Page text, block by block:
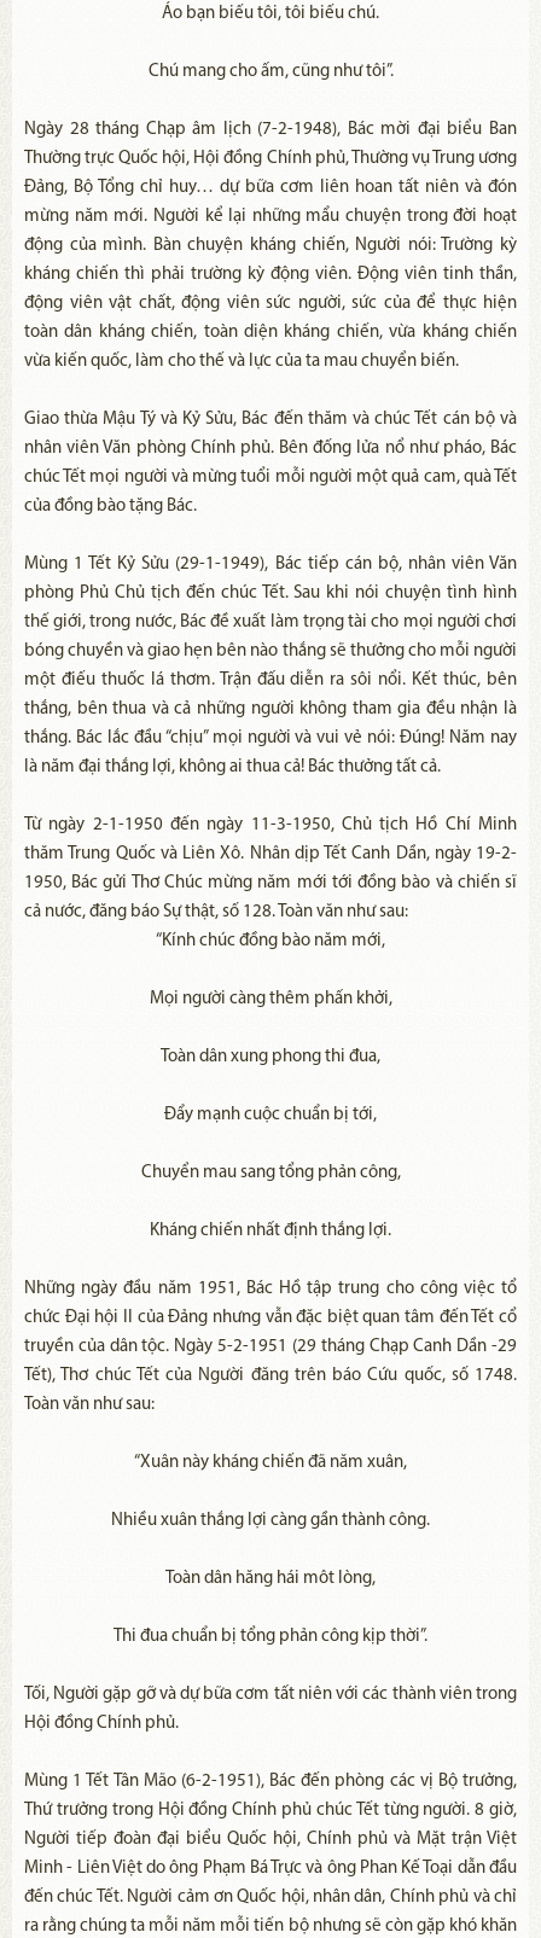
Áo bạn biếu tôi, tôi biếu chú.
Chú mang cho ấm, cũng như tôi”.
Ngày 28 tháng Chạp âm lịch (7-2-1948), Bác mời đại biểu Ban
Thường trực Quốc hội, Hội đồng Chính phủ, Thường vụ Trung ương
Đảng, Bộ Tổng chỉ huy… dự bữa cơm liên hoan tất niên và đón
mừng năm mới. Người kể lại những mẩu chuyện trong đời hoạt
động của mình. Bàn chuyện kháng chiến, Người nói: Trường kỳ
kháng chiến thì phải trường kỳ động viên. Động viên tinh thần,
động viên vật chất, động viên sức người, sức của để thực hiện
toàn dân kháng chiến, toàn diện kháng chiến, vừa kháng chiến
vừa kiến quốc, làm cho thế và lực của ta mau chuyển biến.
Giao thừa Mậu Tý và Kỷ Sửu, Bác đến thăm và chúc Tết cán bộ và
nhân viên Văn phòng Chính phủ. Bên đống lửa nổ như pháo, Bác
chúc Tết mọi người và mừng tuổi mỗi người một quả cam, quà Tết
của đồng bào tặng Bác.
Mùng 1 Tết Kỷ Sửu (29-1-1949), Bác tiếp cán bộ, nhân viên Văn
phòng Phủ Chủ tịch đến chúc Tết. Sau khi nói chuyện tình hình
thế giới, trong nước, Bác đề xuất làm trọng tài cho mọi người chơi
bóng chuyền và giao hẹn bên nào thắng sẽ thưởng cho mỗi người
một điếu thuốc lá thơm. Trận đấu diễn ra sôi nổi. Kết thúc, bên
thắng, bên thua và cả những người không tham gia đều nhận là
thắng. Bác lắc đầu “chịu” mọi người và vui vẻ nói: Đúng! Năm nay
là năm đại thắng lợi, không ai thua cả! Bác thưởng tất cả.
Từ ngày 2-1-1950 đến ngày 11-3-1950, Chủ tịch Hồ Chí Minh
thăm Trung Quốc và Liên Xô. Nhân dịp Tết Canh Dần, ngày 19-2-
1950, Bác gửi Thơ Chúc mừng năm mới tới đồng bào và chiến sĩ
cả nước, đăng báo Sự thật, số 128. Toàn văn như sau:
“Kính chúc đồng bào năm mới,
Mọi người càng thêm phấn khởi,
Toàn dân xung phong thi đua,
Đẩy mạnh cuộc chuẩn bị tới,
Chuyển mau sang tổng phản công,
Kháng chiến nhất định thắng lợi.
Những ngày đầu năm 1951, Bác Hồ tập trung cho công việc tổ
chức Đại hội II của Đảng nhưng vẫn đặc biệt quan tâm đến Tết cổ
truyền của dân tộc. Ngày 5-2-1951 (29 tháng Chạp Canh Dần -29
Tết), Thơ chúc Tết của Người đăng trên báo Cứu quốc, số 1748.
Toàn văn như sau:
“Xuân này kháng chiến đã năm xuân,
Nhiều xuân thắng lợi càng gần thành công.
Toàn dân hăng hái môt lòng,
Thi đua chuẩn bị tổng phản công kịp thời”.
Tối, Người gặp gỡ và dự bữa cơm tất niên với các thành viên trong
Hội đồng Chính phủ.
Mùng 1 Tết Tân Mão (6-2-1951), Bác đến phòng các vị Bộ trưởng,
Thứ trưởng trong Hội đồng Chính phủ chúc Tết từng người. 8 giờ,
Người tiếp đoàn đại biểu Quốc hội, Chính phủ và Mặt trận Việt
Minh - Liên Việt do ông Phạm Bá Trực và ông Phan Kế Toại dẫn đầu
đến chúc Tết. Người cảm ơn Quốc hội, nhân dân, Chính phủ và chỉ
ra rằng chúng ta mỗi năm mỗi tiến bộ nhưng sẽ còn gặp khó khăn